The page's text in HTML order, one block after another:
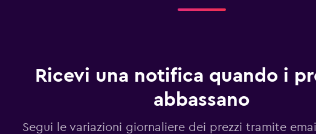
Ricevi una notifica quando i
abbassano
Segui le variazioni giornaliere dei prezzi tramite